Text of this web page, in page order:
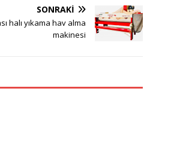
SONRAKI
halı yıkama hav alma
makinesi